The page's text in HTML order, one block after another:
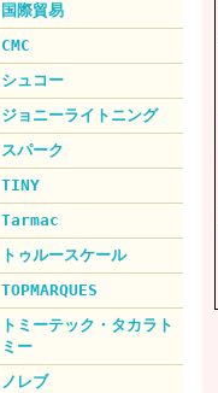
国際貿易
CMC
シュコー
ジョニーライトニング
スパーク
TINY
Tarmac
トゥルースケール
TOPMARQUES
トミーテック・タカラト
ミー
ノレブ